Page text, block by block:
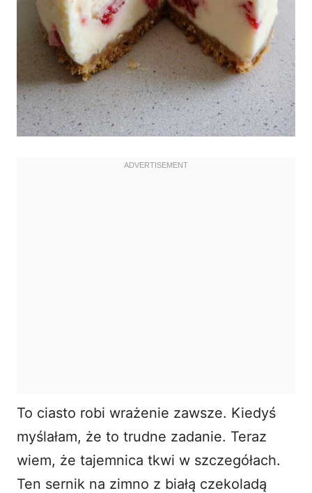
To ciasto robi wrażenie zawsze. Kiedyś
myślałam, że to trudne zadanie. Teraz
wiem, że tajemnica tkwi w szczegółach.
Ten sernik na zimno z białą czekoladą